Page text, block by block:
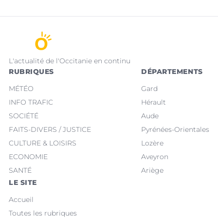
L'actualité de l'Occitanie en continu
RUBRIQUES
MÉTÉO
INFO TRAFIC
SOCIÉTÉ
FAITS-DIVERS / JUSTICE
CULTURE & LOISIRS
ECONOMIE
SANTÉ
DÉPARTEMENTS
Gard
Hérault
Aude
Pyrénées-Orientales
Lozère
Aveyron
Ariège
LE SITE
Accueil
Toutes les rubriques